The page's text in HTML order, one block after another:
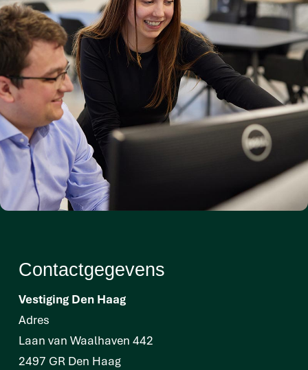
Contactgegevens
Vestiging Den Haag
Adres
Laan van Waalhaven 442
2497 GR Den Haag